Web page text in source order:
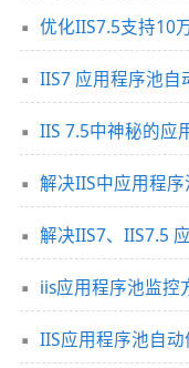
优化IIS7.5支持10
IIS7 应用程序池自
IIS 7.5中神秘的应
解决IIS7、IIS7.5
iis应用程序池监控
IIS应用程序池自